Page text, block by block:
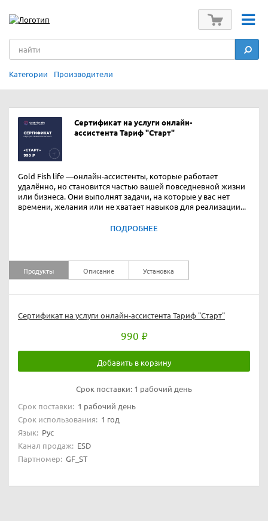
Категории Производители
Сертификат на услуги онлайн-
ассистента Тариф "Старт"
Gold Fish life —онлайн-ассистенты, которые работает
удалённо, но становится частью вашей повседневной жизни
или бизнеса. Они выполнят задачи, на которые у вас нет
времени, желания или не хватает навыков для реализации...
ПОДРОБНЕЕ
Продукты Описание Установка
Сертификат на услуги онлайн-ассистента Тариф "Старт"
990
Добавить в корзину
Срок поставки: 1 рабочий день
Срок поставки: 1 рабочий день
Срок использования: 1 год
Язык: Рус
Канал продаж: ESD
Партномер: GF_ST